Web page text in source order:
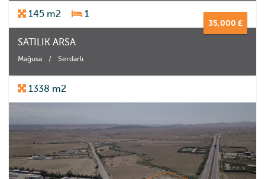
145 m2 1
35,000 £
SATILIK ARSA
Mağusa / Serdarlı
1338 m2